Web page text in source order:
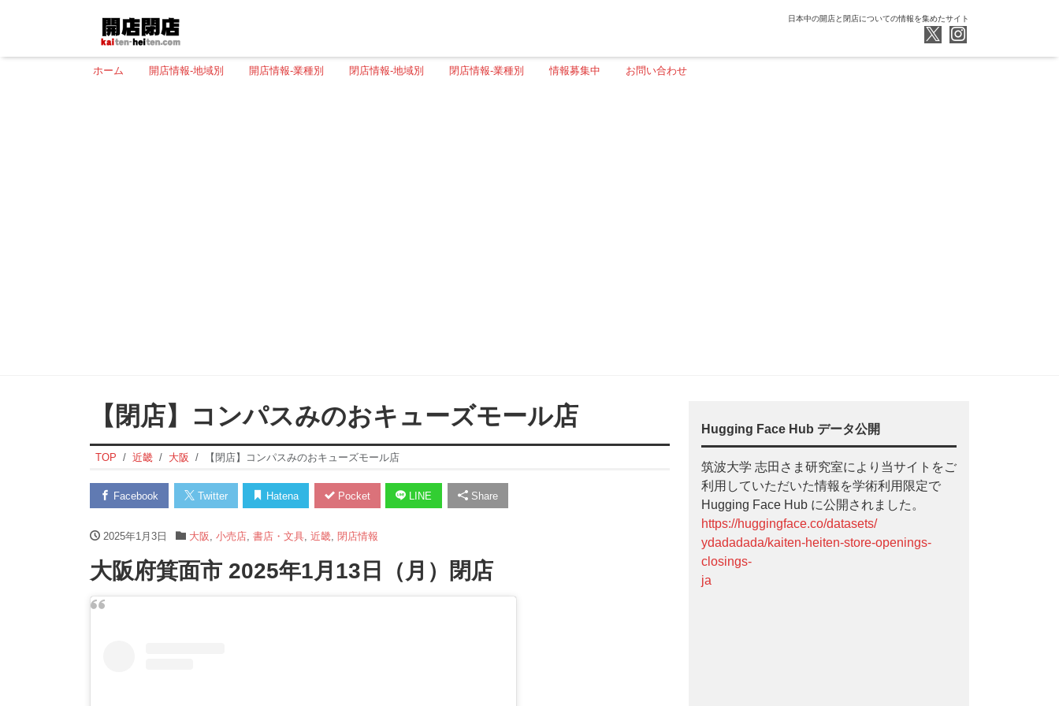
日本中の開店と閉店についての情報を集めたサイト
ホーム 開店情報-地域別 開店情報-業種別 閉店情報-地域別 閉店情報-業種別 情報募集中 お問い合わせ
【閉店】コンパスみのおキューズモール店
TOP 近畿 大阪 【閉店】コンパスみのおキューズモール店
Facebook Twitter Hatena Pocket LINE Share
2025年1月3日 大阪 小売店, 書店・文具, 近畿, 閉店情報
大阪府箕面市 2025年1月13日（月）閉店
Hugging Face Hub データ公開
筑波大学 志田さま研究室により当サイトをご
利用していただいた情報を学術利用限定で
Hugging Face Hub に公開されました。
https://huggingface.co/datasets/
ydadadada/kaiten-heiten-store-openings-
closings-
ja